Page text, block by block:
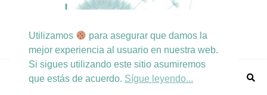
Utilizamos
para asegurar que damos la
mejor experiencia al usuario en nuestra web.
Si sigues utilizando este sitio asumiremos
que estás de acuerdo. Sígue leyendo...